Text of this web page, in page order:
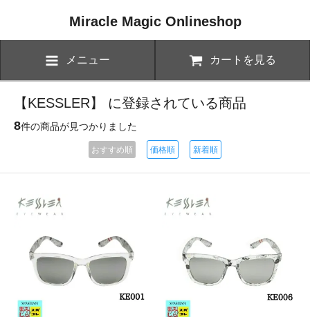
Miracle Magic Onlineshop
メニュー カートを見る
【KESSLER】 に登録されている商品
8件の商品が見つかりました
おすすめ順 価格順 新着順